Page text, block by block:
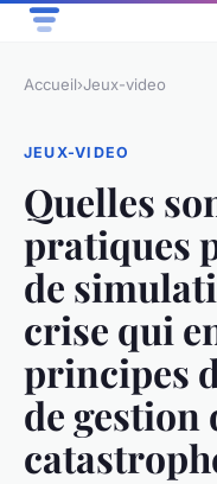
Accueil›Jeux-video
JEUX-VIDEO
Quelles
pratiques
de
crise qui
principes
de gestion